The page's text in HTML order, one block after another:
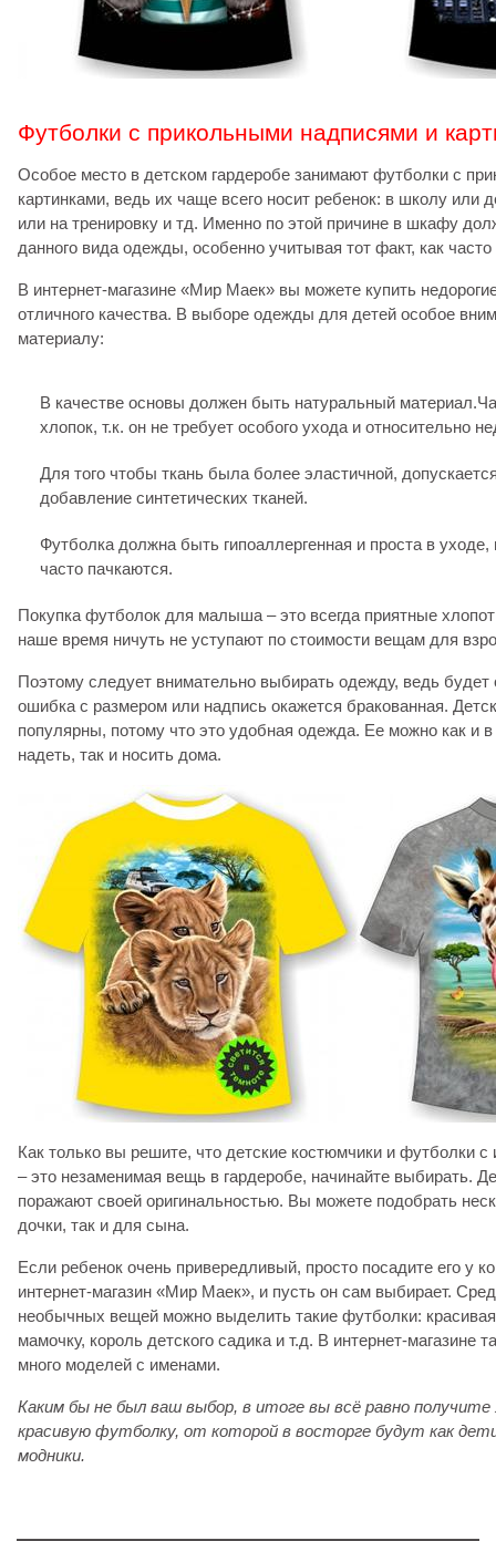
Футболки с прикольными надписями и
Особое место в детском гардеробе занимают футболки с
картинками, ведь их чаще всего носит ребенок: в школу или
или на тренировку и тд. Именно по этой причине в шкафу
данного вида одежды, особенно учитывая тот факт, как часто
В интернет-магазине «Мир Маек» вы можете купить
отличного качества. В выборе одежды для детей особое
материалу:
В качестве основы должен быть натуральный
хлопок, т.к. он не требует особого ухода и относительно
Для того чтобы ткань была более эластичной,
добавление синтетических тканей.
Футболка должна быть гипоаллергенная и проста в
часто пачкаются.
Покупка футболок для малыша – это всегда приятные
наше время ничуть не уступают по стоимости вещам для
Поэтому следует внимательно выбирать одежду, ведь будет
ошибка с размером или надпись окажется бракованная.
популярны, потому что это удобная одежда. Ее можно как и в
надеть, так и носить дома.
Как только вы решите, что детские костюмчики и футболки
– это незаменимая вещь в гардеробе, начинайте выбирать.
поражают своей оригинальностью. Вы можете подобрать
дочки, так и для сына.
Если ребенок очень привередливый, просто посадите его у
интернет-магазин «Мир Маек», и пусть он сам выбирает.
необычных вещей можно выделить такие футболки:
мамочку, король детского садика и т.д. В интернет-магазине
много моделей с именами.
Каким бы не был ваш выбор, в итоге вы всё равно получите
красивую футболку, от которой в восторге будут как
модники.